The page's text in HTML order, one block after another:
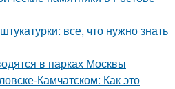
все, что нужно знать
в парках Москвы
Камчатском: Как это